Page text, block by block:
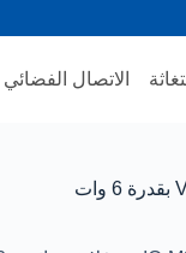
الاتصال الفضائي